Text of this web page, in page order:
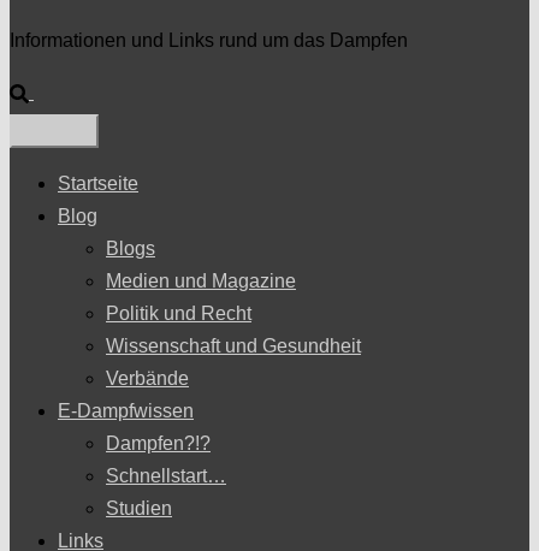
Informationen und Links rund um das Dampfen
Suche
Startseite
Blog
Blogs
Medien und Magazine
Politik und Recht
Wissenschaft und Gesundheit
Verbände
E-Dampfwissen
Dampfen?!?
Schnellstart…
Studien
Links